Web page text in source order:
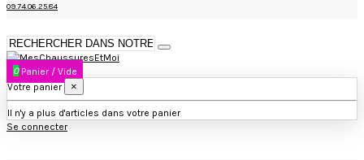
09.74.06.25.84
0 Panier / Vide
Votre panier
×
Il n'y a plus d'articles dans votre panier
Se connecter